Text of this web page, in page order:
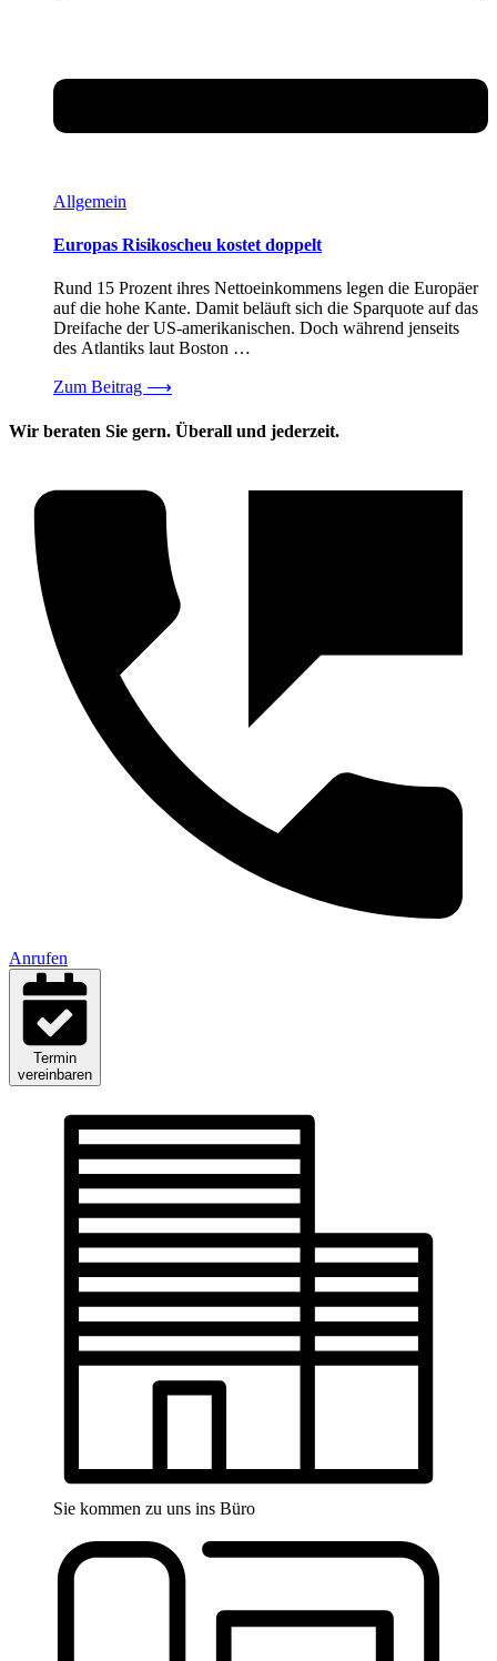
Allgemein
Europas Risikoscheu kostet doppelt
Rund 15 Prozent ihres Nettoeinkommens legen die Europäer
auf die hohe Kante. Damit beläuft sich die Sparquote auf das
Dreifache der US-amerikanischen. Doch während jenseits
des Atlantiks laut Boston …
Zum Beitrag ⟶
Wir beraten Sie gern. Überall und jederzeit.
Anrufen
Termin
vereinbaren
Sie kommen zu uns ins Büro